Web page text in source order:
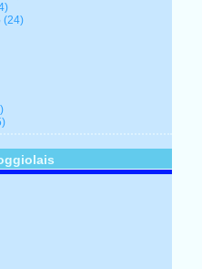
(24)